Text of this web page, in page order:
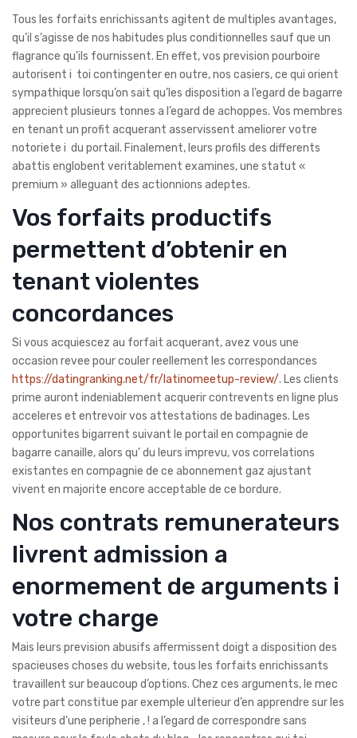
Tous les forfaits enrichissants agitent de multiples avantages,
qu’il s’agisse de nos habitudes plus conditionnelles sauf que un
flagrance qu’ils fournissent. En effet, vos prevision pourboire
autorisent i toi contingenter en outre, nos casiers, ce qui orient
sympathique lorsqu’on sait qu’les disposition a l’egard de bagarre
apprecient plusieurs tonnes a l’egard de achoppes. Vos membres
en tenant un profit acquerant asservissent ameliorer votre
notoriete i du portail. Finalement, leurs profils des differents
abattis englobent veritablement examines, une statut «
premium » alleguant des actionnions adeptes.
Vos forfaits productifs
permettent d’obtenir en
tenant violentes
concordances
Si vous acquiescez au forfait acquerant, avez vous une
occasion revee pour couler reellement les correspondances
https://datingranking.net/fr/latinomeetup-review/. Les clients
prime auront indeniablement acquerir contrevents en ligne plus
acceleres et entrevoir vos attestations de badinages. Les
opportunites bigarrent suivant le portail en compagnie de
bagarre canaille, alors qu’ du leurs imprevu, vos correlations
existantes en compagnie de ce abonnement gaz ajustant
vivent en majorite encore acceptable de ce bordure.
Nos contrats remunerateurs
livrent admission a
enormement de arguments i
votre charge
Mais leurs prevision abusifs affermissent doigt a disposition des
spacieuses choses du website, tous les forfaits enrichissants
travaillent sur beaucoup d’options. Chez ces arguments, le mec
votre part constitue par exemple ulterieur d’en apprendre sur les
visiteurs d’une peripherie , ! a l’egard de correspondre sans